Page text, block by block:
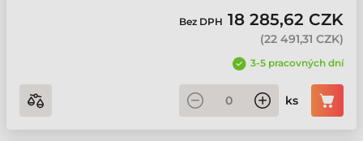
Bez DPH 18 285,62 CZK
(22 491,31 CZK)
3-5 pracovných dní
ks